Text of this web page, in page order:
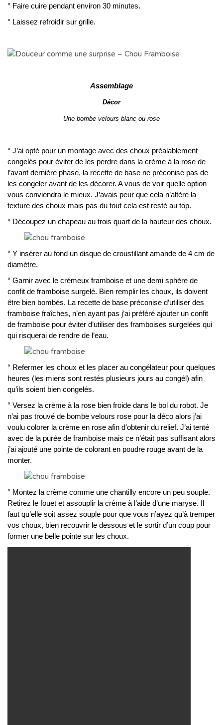
° Faire cuire pendant environ 30 minutes.
° Laissez refroidir sur grille.
Assemblage
Décor
Une bombe velours blanc ou rose
° J’ai opté pour un montage avec des choux préalablement
congelés pour éviter de les perdre dans la crème à la rose de
l’avant dernière phase, la recette de base ne préconise pas de
les congeler avant de les décorer. A vous de voir quelle option
vous conviendra le mieux. J’avais peur que cela n’altère la
texture des choux mais pas du tout cela est resté au top.
° Découpez un chapeau au trois quart de la hauteur des choux.
° Y insérer au fond un disque de croustillant amande de 4 cm de
diamètre.
° Garnir avec le crémeux framboise et une demi sphère de
confit de framboise surgelé. Bien remplir les choux, ils doivent
être bien bombés. La recette de base préconise d’utiliser des
framboise fraîches, n’en ayant pas j’ai préféré ajouter un confit
de framboise pour éviter d’utiliser des framboises surgelées qui
qui risquerai de rendre de l’eau.
° Refermer les choux et les placer au congélateur pour quelques
heures (les miens sont restés plusieurs jours au congél) afin
qu’ils soient bien congelés.
° Versez la crème à la rose bien froide dans le bol du robot. Je
n’ai pas trouvé de bombe velours rose pour la déco alors j’ai
voulu colorer la crème en rose afin d’obtenir du relief. J’ai tenté
avec de la purée de framboise mais ce n’était pas suffisant alors
j’ai ajouté une pointe de colorant en poudre rouge avant de la
monter.
° Montez la crème comme une chantilly encore un peu souple.
Retirez le fouet et assouplir la crème à l’aide d’une maryse. Il
faut qu’elle soit assez souple pour que vous n’ayez qu’à tremper
vos choux, bien recouvrir le dessous et le sortir d’un coup pour
former une belle pointe sur les choux.